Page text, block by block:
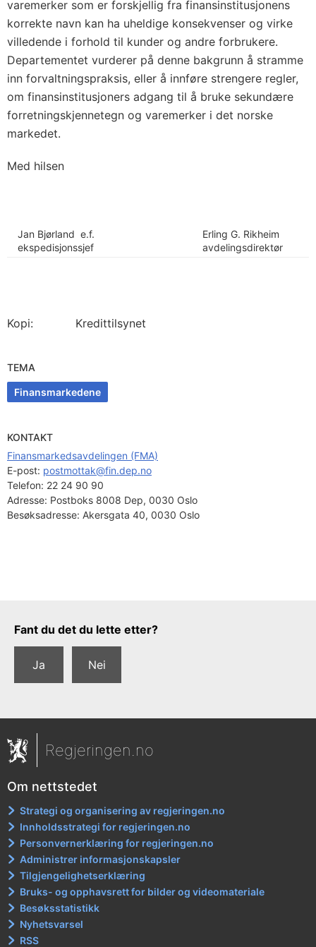
varemerker som er forskjellig fra finansinstitusjonens
korrekte navn kan ha uheldige konsekvenser og virke
villedende i forhold til kunder og andre forbrukere.
Departementet vurderer på denne bakgrunn å stramme
inn forvaltningspraksis, eller å innføre strengere regler,
om finansinstitusjoners adgang til å bruke sekundære
forretningskjennetegn og varemerker i det norske
markedet.
Med hilsen
Jan Bjørland e.f.
ekspedisjonssjef
Erling G. Rikheim
avdelingsdirektør
Kopi: Kredittilsynet
TEMA
Finansmarkedene
KONTAKT
Finansmarkedsavdelingen (FMA)
E-post: postmottak@fin.dep.no
Telefon: 22 24 90 90
Adresse: Postboks 8008 Dep, 0030 Oslo
Besøksadresse: Akersgata 40, 0030 Oslo
Tilbakemeldingsskjema
Fant du det du lette etter?
Ja Nei
Regjeringen.no
Om nettstedet
Strategi og organisering av regjeringen.no
Innholdsstrategi for regjeringen.no
Personvernerklæring for regjeringen.no
Administrer informasjonskapsler
Tilgjengelighetserklæring
Bruks- og opphavsrett for bilder og videomateriale
Besøksstatistikk
Nyhetsvarsel
RSS